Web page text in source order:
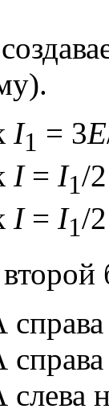
I1 = 3E
I= I1/
I= I1/